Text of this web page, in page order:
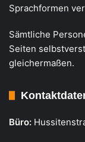
Sprachformen
Sämtliche
Seiten
gleichermaßen.
Büro: